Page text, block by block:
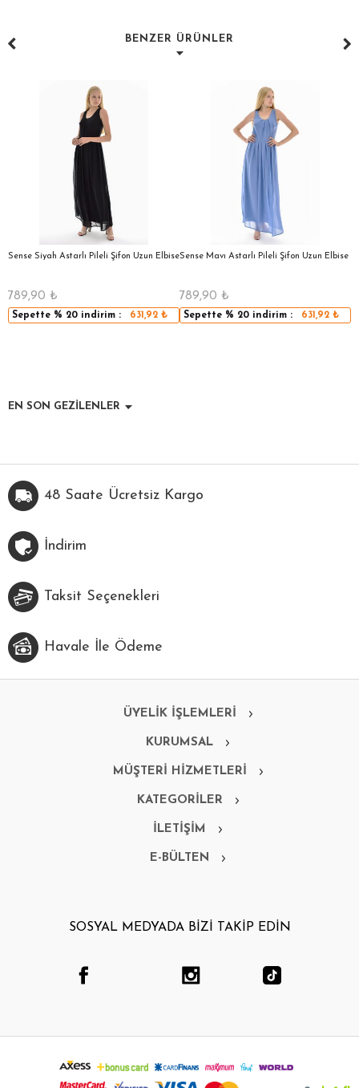
BENZER ÜRÜNLER
Sense Siyah Astarlı Pileli Şifon Uzun Elbise
789,90 ₺
Sepette % 20 indirim : 631,92₺
Sense Mavı Astarlı Pileli Şifon Uzun Elbise
789,90 ₺
Sepette % 20 indirim : 631,92₺
EN SON GEZİLENLER
48 Saate Ücretsiz Kargo
İndirim
Taksit Seçenekleri
Havale İle Ödeme
ÜYELİK İŞLEMLERİ
KURUMSAL
MÜŞTERİ HİZMETLERİ
KATEGORİLER
İLETİŞİM
E-BÜLTEN
SOSYAL MEDYADA BİZİ TAKİP EDİN